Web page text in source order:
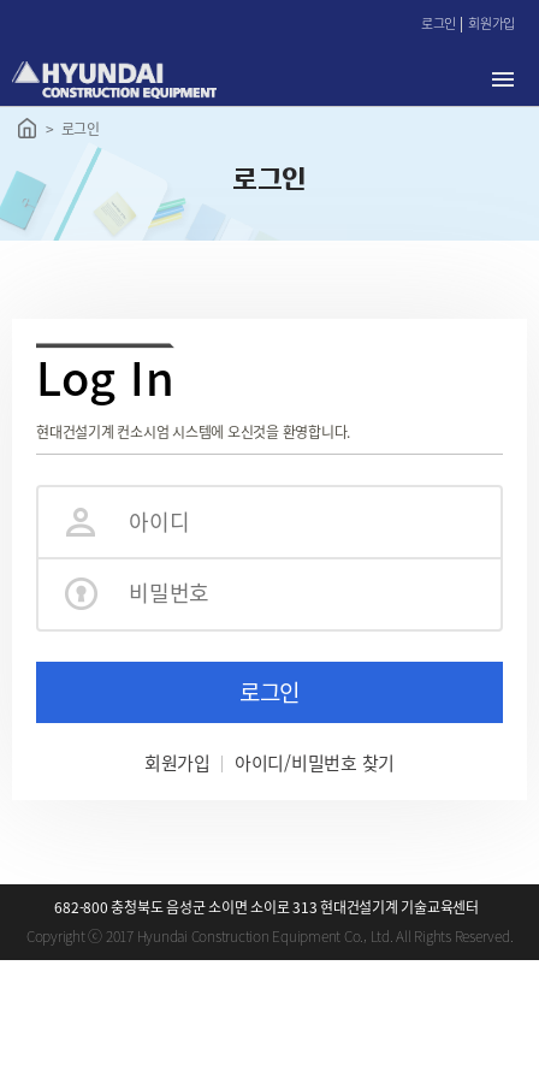
로
가
로그인 회원가입
로그인
로그인
Log In
현대건설기계 컨소시엄 시스템에 오신것을 환영합니다.
로그인
회원가입 아이디/비밀번호 찾기
682-800 충청북도 음성군 소이면 소이로 313 현대건설기계 기술교육센터
Copyright ⓒ 2017 Hyundai Construction Equipment Co., Ltd. All Rights Reserved.